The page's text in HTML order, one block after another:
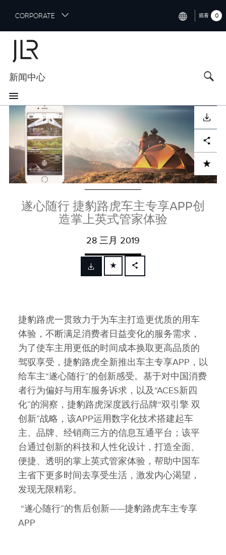
i
m
n
c
n
n
CORPORATE
CHINA (中国（中文))
FRANCE (FRANÇAIS)
ITALY (ITALIANO)
观看 0
新闻中心
Image
ADD TO CART
Facebook
X Share
遂心随行 捷豹路虎车主专享APP创
造掌上英式管家体验
28 三月 2019
FACEBOOK
SHARE
捷豹路虎一贯致力于为车主打造更优质的用车
体验，不断满足消费者日益变化的服务需求，
为了使车主用更低的时间成本换取更高品质的
驾驭享受，捷豹路虎全新推出车主专享APP，以
给车主“遂心随行”的创新感受。基于对中国消费
者行为偏好与用车服务诉求，以及“ACES新四
化”的洞察，捷豹路虎深度践行品牌“双引擎 双
创新”战略，该APP运用数字化技术搭建起车
主、品牌、经销商三方的信息互通平台；该平
台通过创新的科技和人性化设计，打造全面、
便捷、透明的掌上英式管家体验，帮助中国车
主省下更多时间去享受生活，激发内心渴望，
发现无限精彩。
“遂心随行”的售后创新——捷豹路虎车主专享
APP